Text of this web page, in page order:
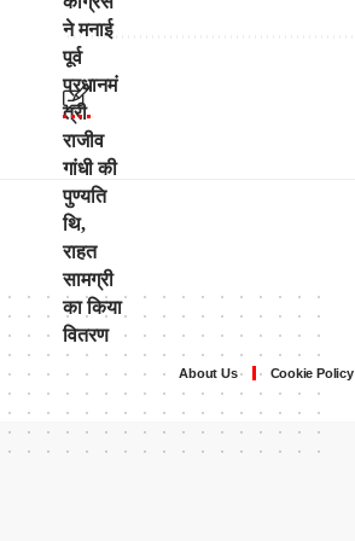
About Us Cookie Policy